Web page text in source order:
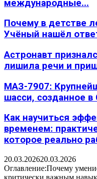
международные...
Почему в детстве
Учёный нашёл
Астронавт
лишила речи и
МАЗ-7907:
шасси, созданное
Как научиться
временем:
которое реально
20.03.202620.03.2026
Оглавление:Почему